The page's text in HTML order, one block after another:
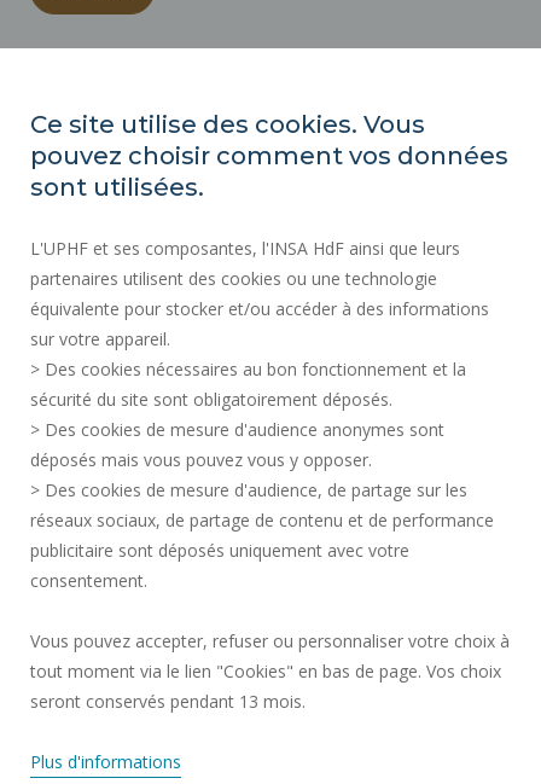
SITE MAP
ACCESSIBILITY
LEGAL INFORMATION
CONTACT
PUBLIC SERVICES +
CREDITS
I GIVE MY OPINION
ACCESSIBILITY: NOT COMPLIANT
Join us !
Ce site utilise des cookies. Vous
pouvez choisir comment vos données
sont utilisées.
L'UPHF et ses composantes, l'INSA HdF ainsi que leurs
partenaires utilisent des cookies ou une technologie
équivalente pour stocker et/ou accéder à des informations
sur votre appareil.
> Des cookies nécessaires au bon fonctionnement et la
sécurité du site sont obligatoirement déposés.
> Des cookies de mesure d'audience anonymes sont
déposés mais vous pouvez vous y opposer.
> Des cookies de mesure d'audience, de partage sur les
réseaux sociaux, de partage de contenu et de performance
publicitaire sont déposés uniquement avec votre
consentement.
Vous pouvez accepter, refuser ou personnaliser votre choix à
tout moment via le lien "Cookies" en bas de page. Vos choix
seront conservés pendant 13 mois.
Plus d'informations